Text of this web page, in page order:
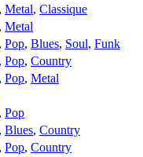
, Metal, Classique
, Metal
, Pop, Blues, Soul, Funk
, Pop, Country
, Pop, Metal
, Pop
, Blues, Country
, Pop, Country